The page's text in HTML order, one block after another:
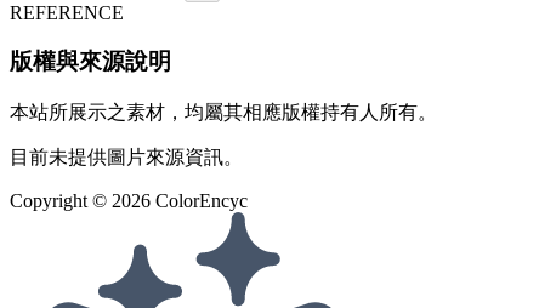
REFERENCE
版權與來源說明
本站所展示之素材，均屬其相應版權持有人所有。
目前未提供圖片來源資訊。
Copyright © 2026 ColorEncyc